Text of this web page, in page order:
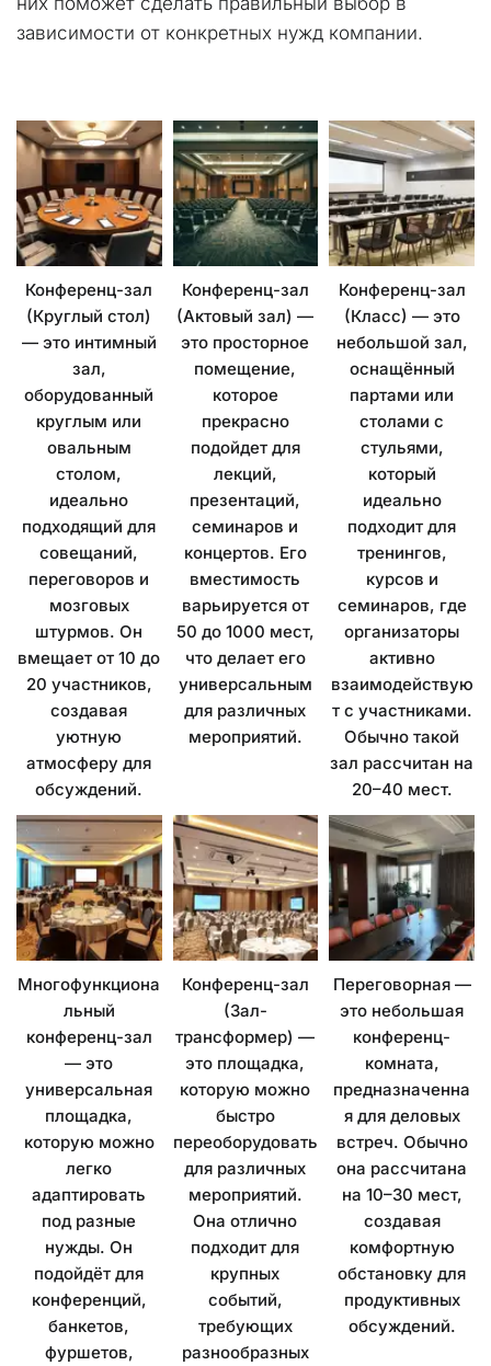
зависимости от конкретных нужд компании.
Конференц-зал
(Круглый стол)
— это интимный
зал,
оборудованный
круглым или
овальным
столом,
идеально
подходящий для
совещаний,
переговоров и
мозговых
штурмов. Он
вмещает от 10 до
20 участников,
создавая
уютную
атмосферу для
обсуждений.
Конференц-зал
(Актовый зал) —
это просторное
помещение,
которое
прекрасно
подойдет для
лекций,
презентаций,
семинаров и
концертов. Его
вместимость
варьируется от
50 до 1000 мест,
что делает его
универсальным
для различных
мероприятий.
Конференц-зал
(Класс) — это
небольшой зал,
оснащённый
партами или
столами с
стульями,
который
идеально
подходит для
тренингов,
курсов и
семинаров, где
организаторы
активно
взаимодействую
т с участниками.
Обычно такой
зал рассчитан на
20–40 мест.
Многофункциона
льный
конференц-зал
— это
универсальная
площадка,
которую можно
легко
адаптировать
под разные
нужды. Он
подойдёт для
конференций,
банкетов,
фуршетов,
Конференц-зал
(Зал-
трансформер) —
это площадка,
которую можно
быстро
переоборудовать
для различных
мероприятий.
Она отлично
подходит для
крупных
событий,
требующих
разнообразных
Переговорная —
это небольшая
конференц-
комната,
предназначенна
я для деловых
встреч. Обычно
она рассчитана
на 10–30 мест,
создавая
комфортную
обстановку для
продуктивных
обсуждений.